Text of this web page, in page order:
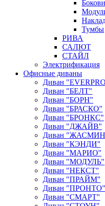
Тумбы
РИВА
САЛЮТ
СТАЙЛ
Электрификация
Офисные диваны
Диван
Диван "БЕЛТ"
Диван "БОРН"
Диван "БРАСКО"
Диван "БРОНКС"
Диван "ДЖАЙВ"
Диван
Диван "КЭНДИ"
Диван "МАРИО"
Диван "МОДУЛЬ"
Диван "НЕКСТ"
Диван "ПРАЙМ"
Диван "ПРОНТО"
Диван "СМАРТ"